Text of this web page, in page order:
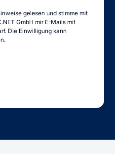
gelesen und stimme mit
GmbH mir E-Mails mit
Die Einwilligung kann